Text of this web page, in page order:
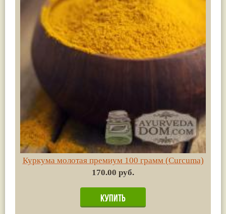
Куркума молотая премиум 100 грамм (Сurсuma)
170.00 руб.